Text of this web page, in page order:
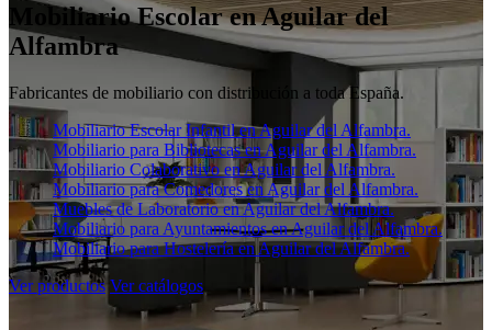
Mobiliario Escolar enAguilar del
Alfambra
Fabricantes de mobiliario con distribución a toda España.
Mobiliario Escolar Infantil en Aguilar del Alfambra.
Mobiliario para Bibliotecas en Aguilar del Alfambra.
Mobiliario Colaborativo en Aguilar del Alfambra.
Mobiliario para Comedores en Aguilar del Alfambra.
Muebles de Laboratorio en Aguilar del Alfambra.
Mobiliario para Ayuntamientos en Aguilar del Alfambra.
Mobiliario para Hostelería en Aguilar del Alfambra.
Ver productos Ver catálogos